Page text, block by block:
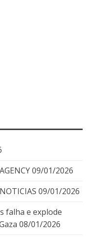
09/01/2026
09/01/2026
falha e explode
08/01/2026